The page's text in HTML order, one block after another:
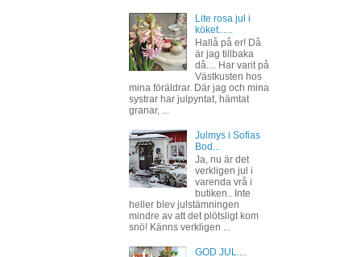
Lite rosa jul i
köket......
Hallå på er! Då
är jag tillbaka
då.... Har varit på
Västkusten hos
mina föräldrar. Där jag och mina
systrar har julpyntat, hämtat
granar, ...
Julmys i Sofias
Bod...
Ja, nu är det
verkligen jul i
varenda vrå i
butiken.. Inte
heller blev julstämningen
mindre av att det plötsligt kom
snö! Känns verkligen ...
GOD JUL....